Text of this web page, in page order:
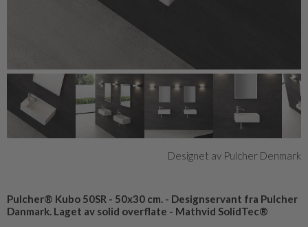
Designet av Pulcher Denmark
Pulcher® Kubo 50SR - 50x30 cm. - Designservant fra Pulcher
Danmark. Laget av solid overflate - Mathvid SolidTec®